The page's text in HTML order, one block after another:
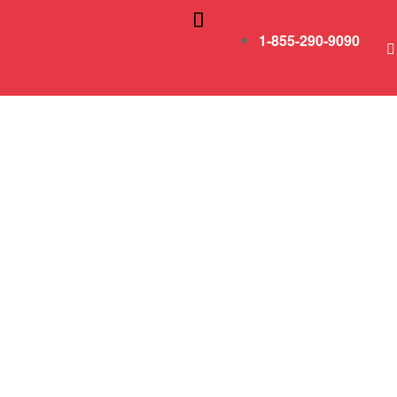
1-855-290-9090